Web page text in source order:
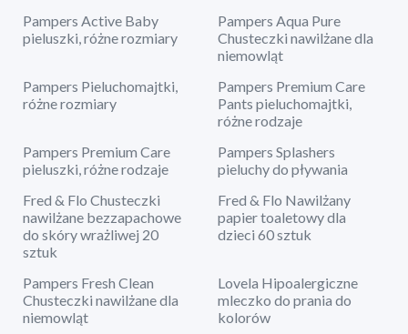
Pampers Active Baby
pieluszki, różne rozmiary
Pampers Aqua Pure
Chusteczki nawilżane dla
niemowląt
Pampers Pieluchomajtki,
różne rozmiary
Pampers Premium Care
Pants pieluchomajtki,
różne rodzaje
Pampers Premium Care
pieluszki, różne rodzaje
Pampers Splashers
pieluchy do pływania
Fred & Flo Chusteczki
nawilżane bezzapachowe
do skóry wrażliwej 20
sztuk
Fred & Flo Nawilżany
papier toaletowy dla
dzieci 60 sztuk
Pampers Fresh Clean
Chusteczki nawilżane dla
niemowląt
Lovela Hipoalergiczne
mleczko do prania do
kolorów